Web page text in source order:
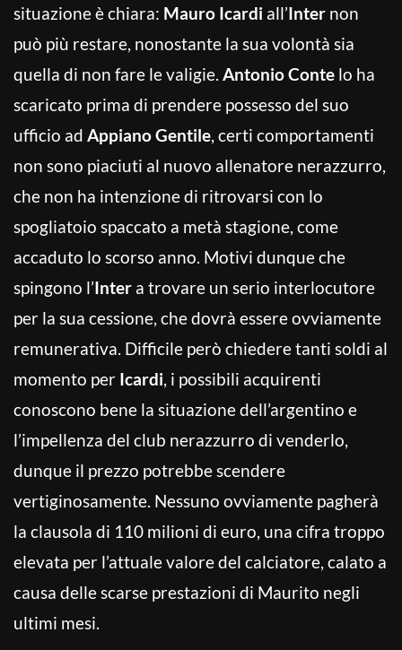
situazione è chiara: Mauro Icardi all’Inter non
può più restare, nonostante la sua volontà sia
quella di non fare le valigie. Antonio Conte lo ha
scaricato prima di prendere possesso del suo
ufficio ad Appiano Gentile, certi comportamenti
non sono piaciuti al nuovo allenatore nerazzurro,
che non ha intenzione di ritrovarsi con lo
spogliatoio spaccato a metà stagione, come
accaduto lo scorso anno. Motivi dunque che
spingono l’Inter a trovare un serio interlocutore
per la sua cessione, che dovrà essere ovviamente
remunerativa. Difficile però chiedere tanti soldi al
momento per Icardi, i possibili acquirenti
conoscono bene la situazione dell’argentino e
l’impellenza del club nerazzurro di venderlo,
dunque il prezzo potrebbe scendere
vertiginosamente. Nessuno ovviamente pagherà
la clausola di 110 milioni di euro, una cifra troppo
elevata per l’attuale valore del calciatore, calato a
causa delle scarse prestazioni di Maurito negli
ultimi mesi.